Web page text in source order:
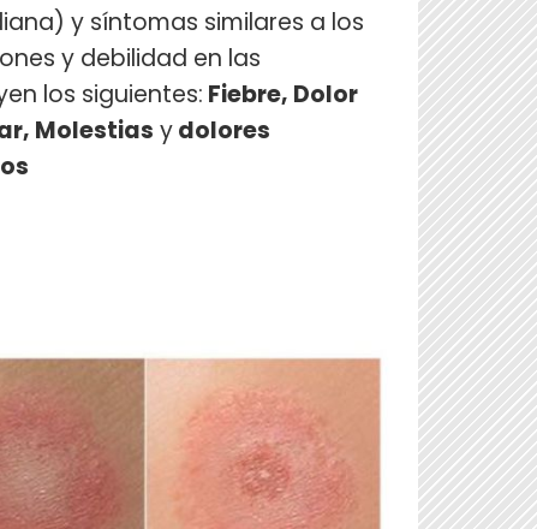
y síntomas similares a los
y debilidad en las
los siguientes: Fiebre, Dolor
Molestias ydolores